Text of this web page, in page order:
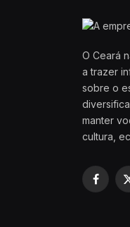
O Ceará
a trazer
sobre o
manter
cultura,